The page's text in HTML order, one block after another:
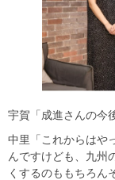
宇賀「成進さんの今
中里「これからはや
んですけども、九州
くするのももちろん